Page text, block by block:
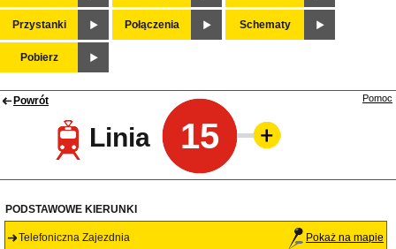
Przystanki Połączenia Schematy
Pobierz
Powrót
Linia 15
Pomoc
PODSTAWOWE KIERUNKI
Telefoniczna Zajezdnia Pokaż na mapie